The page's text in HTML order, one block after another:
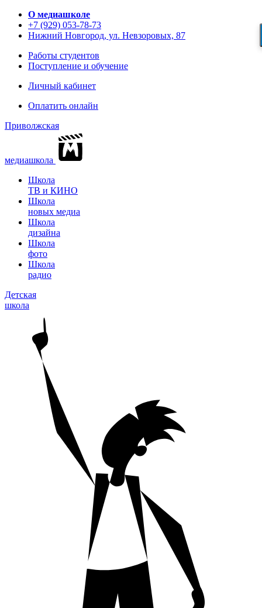
О медиашколе
+7 (929) 053-78-73
Нижний Новгород, ул. Невзоровых, 87
Работы студентов
Поступление и обучение
Личный кабинет
Оплатить онлайн
Приволжская
медиашкола
Школа
ТВ и КИНО
Школа
новых медиа
Школа
дизайна
Школа
фото
Школа
радио
Детская
школа